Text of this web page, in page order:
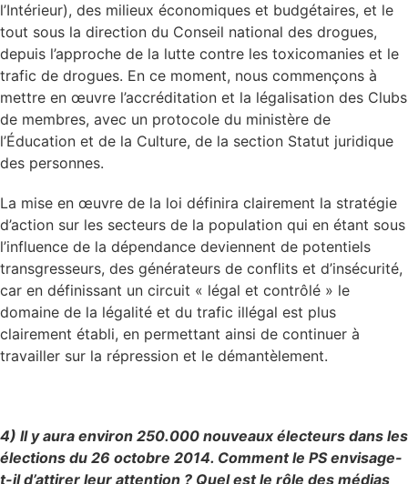
l’Intérieur), des milieux économiques et budgétaires, et le
tout sous la direction du Conseil national des drogues,
depuis l’approche de la lutte contre les toxicomanies et le
trafic de drogues. En ce moment, nous commençons à
mettre en œuvre l’accréditation et la légalisation des Clubs
de membres, avec un protocole du ministère de
l’Éducation et de la Culture, de la section Statut juridique
des personnes.
La mise en œuvre de la loi définira clairement la stratégie
d’action sur les secteurs de la population qui en étant sous
l’influence de la dépendance deviennent de potentiels
transgresseurs, des générateurs de conflits et d’insécurité,
car en définissant un circuit « légal et contrôlé » le
domaine de la légalité et du trafic illégal est plus
clairement établi, en permettant ainsi de continuer à
travailler sur la répression et le démantèlement.
4) Il y aura environ 250.000 nouveaux électeurs dans les
élections du 26 octobre 2014. Comment le PS envisage-
t-il d’attirer leur attention ? Quel est le rôle des médias